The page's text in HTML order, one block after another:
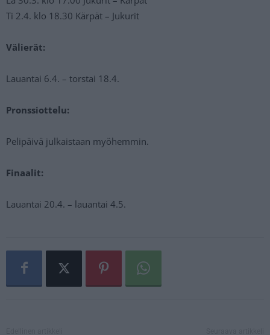
Ti 2.4. klo 18.30 Kärpät – Jukurit
Välierät:
Lauantai 6.4. – torstai 18.4.
Pronssiottelu:
Pelipäivä julkaistaan myöhemmin.
Finaalit:
Lauantai 20.4. – lauantai 4.5.